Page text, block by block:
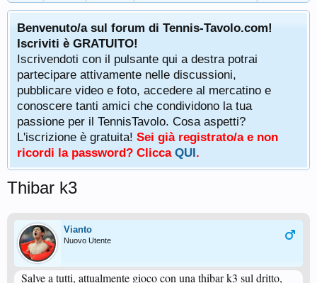
Benvenuto/a sul forum di Tennis-Tavolo.com!
Iscriviti è GRATUITO!
Iscrivendoti con il pulsante qui a destra potrai
partecipare attivamente nelle discussioni,
pubblicare video e foto, accedere al mercatino e
conoscere tanti amici che condividono la tua
passione per il TennisTavolo. Cosa aspetti?
L'iscrizione è gratuita! Sei già registrato/a e non
ricordi la password? Clicca QUI.
Thibar k3
Vianto
Nuovo Utente
Salve a tutti, attualmente gioco con una thibar k3 sul dritto,